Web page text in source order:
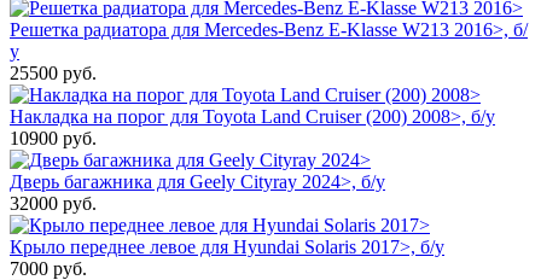
Решетка радиатора для Mercedes-Benz E-Klasse W213 2016>, б/
у
25500 руб.
Накладка на порог для Toyota Land Cruiser (200) 2008>, б/у
10900 руб.
Дверь багажника для Geely Cityray 2024>, б/у
32000 руб.
Крыло переднее левое для Hyundai Solaris 2017>, б/у
7000 руб.